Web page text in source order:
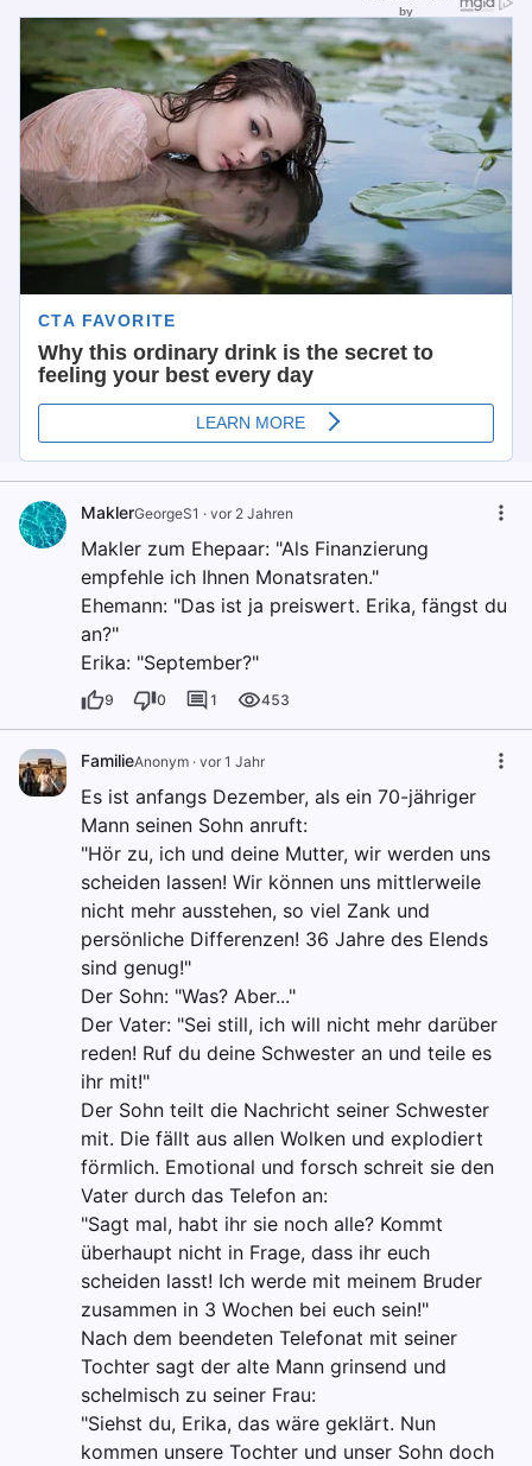
MaklerGeorgeS1 · vor 2 Jahren
Makler zum Ehepaar: "Als Finanzierung
empfehle ich Ihnen Monatsraten."
Ehemann: "Das ist ja preiswert. Erika, fängst du
an?"
Erika: "September?"
9 0 1 453
FamilieAnonym · vor 1 Jahr
Es ist anfangs Dezember, als ein 70-jähriger
Mann seinen Sohn anruft:
"Hör zu, ich und deine Mutter, wir werden uns
scheiden lassen! Wir können uns mittlerweile
nicht mehr ausstehen, so viel Zank und
persönliche Differenzen! 36 Jahre des Elends
sind genug!"
Der Sohn: "Was? Aber..."
Der Vater: "Sei still, ich will nicht mehr darüber
reden! Ruf du deine Schwester an und teile es
ihr mit!"
Der Sohn teilt die Nachricht seiner Schwester
mit. Die fällt aus allen Wolken und explodiert
förmlich. Emotional und forsch schreit sie den
Vater durch das Telefon an:
"Sagt mal, habt ihr sie noch alle? Kommt
überhaupt nicht in Frage, dass ihr euch
scheiden lasst! Ich werde mit meinem Bruder
zusammen in 3 Wochen bei euch sein!"
Nach dem beendeten Telefonat mit seiner
Tochter sagt der alte Mann grinsend und
schelmisch zu seiner Frau:
"Siehst du, Erika, das wäre geklärt. Nun
kommen unsere Tochter und unser Sohn doch